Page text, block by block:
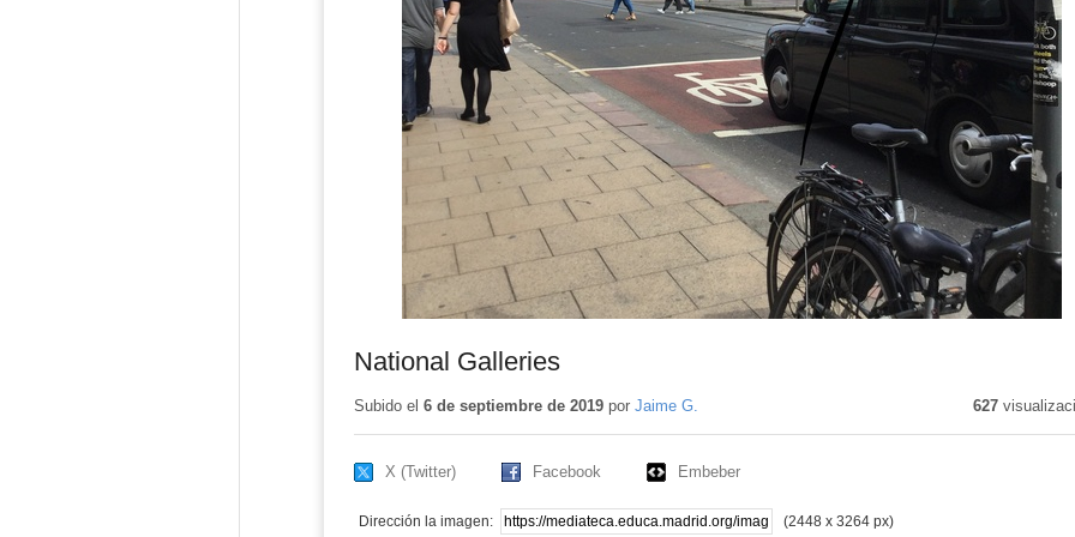
National Galleries
Subido el 6 de septiembre de 2019por Jaime G. 627
X (Twitter) Facebook Embeber
Dirección la imagen: (2448 x 3264 px)